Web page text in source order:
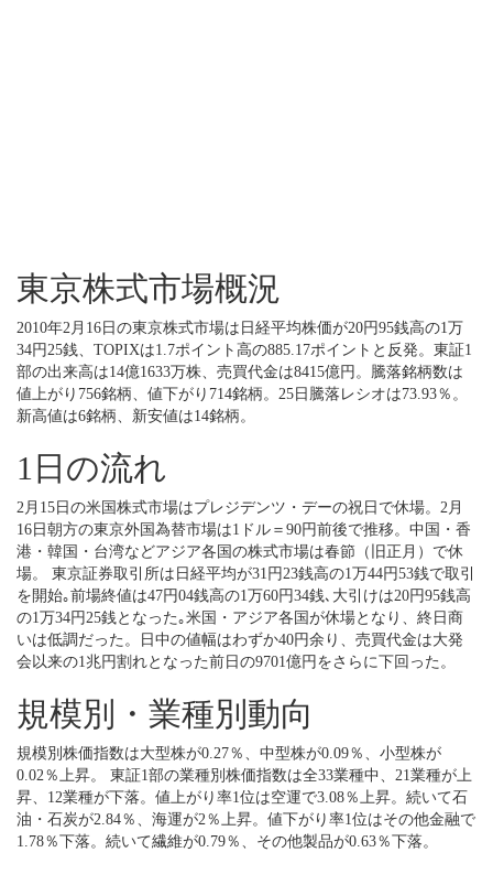
東京株式市場概況
2010年2月16日の東京株式市場は日経平均株価が20円95銭高の1万
34円25銭、TOPIXは1.7ポイント高の885.17ポイントと反発。東証1
部の出来高は14億1633万株、売買代金は8415億円。騰落銘柄数は
値上がり756銘柄、値下がり714銘柄。25日騰落レシオは73.93％。
新高値は6銘柄、新安値は14銘柄。
1日の流れ
2月15日の米国株式市場はプレジデンツ・デーの祝日で休場。2月
16日朝方の東京外国為替市場は1ドル＝90円前後で推移。中国・香
港・韓国・台湾などアジア各国の株式市場は春節（旧正月）で休
場。 東京証券取引所は日経平均が31円23銭高の1万44円53銭で取引
を開始｡前場終値は47円04銭高の1万60円34銭､大引けは20円95銭高
の1万34円25銭となった｡米国・アジア各国が休場となり、終日商
いは低調だった。日中の値幅はわずか40円余り、売買代金は大発
会以来の1兆円割れとなった前日の9701億円をさらに下回った。
規模別・業種別動向
規模別株価指数は大型株が0.27％、中型株が0.09％、小型株が
0.02％上昇。 東証1部の業種別株価指数は全33業種中、21業種が上
昇、12業種が下落。値上がり率1位は空運で3.08％上昇。続いて石
油・石炭が2.84％、海運が2％上昇。値下がり率1位はその他金融で
1.78％下落。続いて繊維が0.79％、その他製品が0.63％下落。